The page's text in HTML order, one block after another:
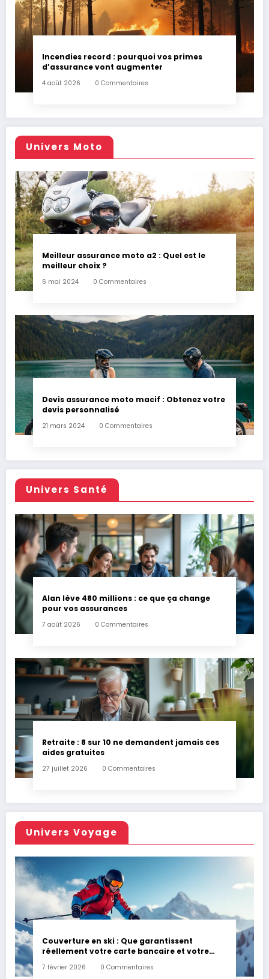
Incendies record : pourquoi vos primes
d’assurance vont augmenter
4 août 2026 0 Commentaires
Univers Moto
Meilleur assurance moto a2 : Quel est le
meilleur choix ?
6 mai 2024 0 Commentaires
Devis assurance moto macif : Obtenez votre
devis personnalisé
21 mars 2024 0 Commentaires
Univers Santé
Alan lève 480 millions : ce que ça change
pour vos assurances
7 août 2026 0 Commentaires
Retraite : 8 sur 10 ne demandent jamais ces
aides gratuites
27 juillet 2026 0 Commentaires
Univers Voyage
Couverture en ski : Que garantissent
réellement votre carte bancaire et votre
7 février 2026 0 Commentaires